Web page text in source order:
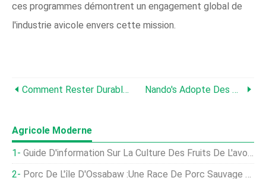
ces programmes démontrent un engagement global de
l'industrie avicole envers cette mission.
Comment Rester Durable Tout En Développant Votre Entreprise Avicole Nando's Adopte Des Normes Améliorées De Bien-Être Des Poulets
Agricole Moderne
Guide D'information Sur La Culture Des Fruits De L'avocat
Porc De L'île D'Ossabaw :une Race De Porc Sauvage De Géorgie